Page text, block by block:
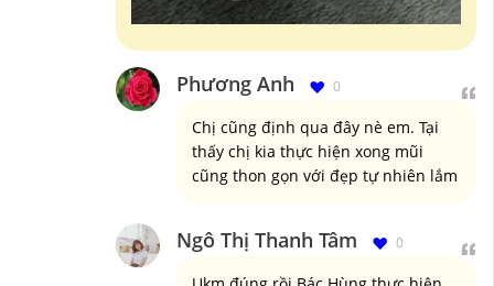
Phương Anh 0
Chị cũng định qua đây nè em. Tại
thấy chị kia thực hiện xong mũi
cũng thon gọn với đẹp tự nhiên lắm
Ngô Thị Thanh Tâm 0